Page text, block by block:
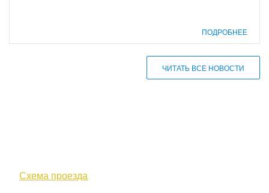
ПОДРОБНЕЕ
ЧИТАТЬ ВСЕ НОВОСТИ
Схема проезда